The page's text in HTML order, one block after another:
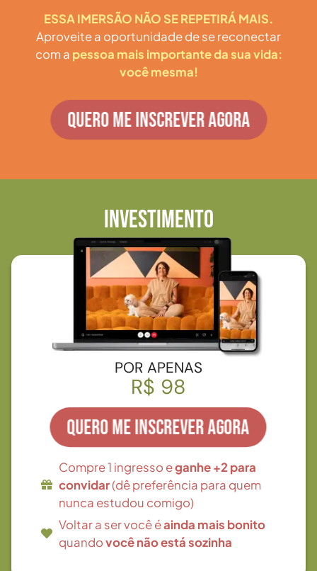
ESSA IMERSÃO NÃO SE REPETIRÁ MAIS.
Aproveite a oportunidade de se reconectar
com a pessoa mais importante da sua vida:
você mesma!
QUERO ME INSCREVER AGORA
INVESTIMENTO
POR APENAS
R$ 98
QUERO ME INSCREVER AGORA
Compre 1 ingresso eganhe +2 para
convidar(dê preferência para quem
nunca estudou comigo)
Voltar a ser você éainda mais bonito
quandovocê não está sozinha